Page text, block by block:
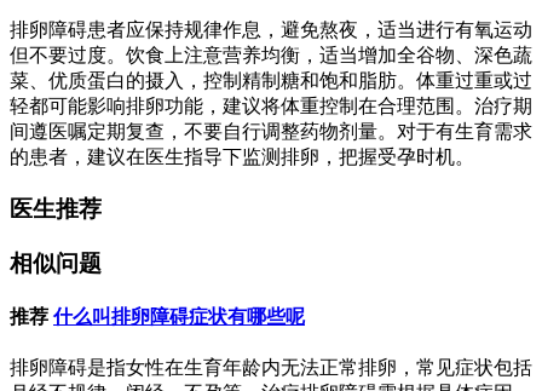
排卵障碍患者应保持规律作息，避免熬夜，适当进行有氧运动
但不要过度。饮食上注意营养均衡，适当增加全谷物、深色蔬
菜、优质蛋白的摄入，控制精制糖和饱和脂肪。体重过重或过
轻都可能影响排卵功能，建议将体重控制在合理范围。治疗期
间遵医嘱定期复查，不要自行调整药物剂量。对于有生育需求
的患者，建议在医生指导下监测排卵，把握受孕时机。
医生推荐
相似问题
推荐 什么叫排卵障碍症状有哪些呢
排卵障碍是指女性在生育年龄内无法正常排卵，常见症状包括